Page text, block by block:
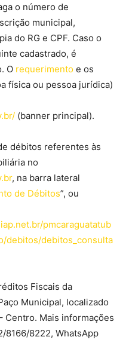
o número de
municipal,
do RG e CPF. Caso o
cadastrado, é
O requerimento e os
física ou pessoa jurídica)
(banner principal).
débitos referentes às
no
, na barra lateral
de Débitos”, ou
pmcaraguatatub
debitos/debitos_consulta
Fiscais da
Municipal, localizado
Centro. Mais informações
8166/8222, WhatsApp